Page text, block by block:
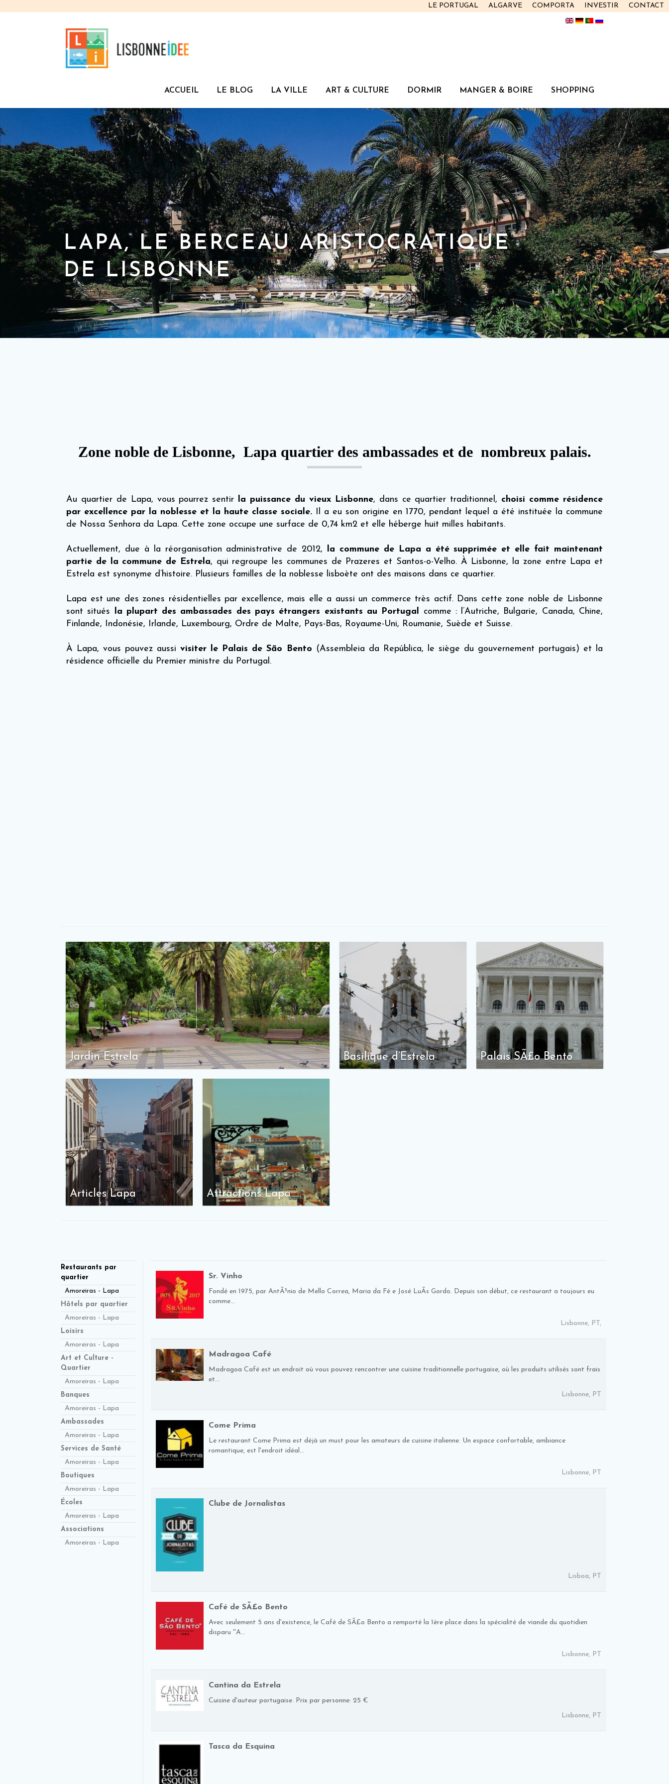
CONTACT
INVESTIR
COMPORTA
ALGARVE
LE PORTUGAL
ACCUEIL LE BLOG LA VILLE ART & CULTURE DORMIR MANGER & BOIRE SHOPPING
LAPA, LE BERCEAU ARISTOCRATIQUE
DE LISBONNE
Zone noble de Lisbonne, Lapa quartier des ambassades et de nombreux palais.
Au quartier de Lapa, vous pourrez sentir la puissance du vieux Lisbonne, dans ce quartier traditionnel, choisi comme résidence
par excellence par la noblesse et la haute classe sociale. Il a eu son origine en 1770, pendant lequel a été instituée la commune
de Nossa Senhora da Lapa. Cette zone occupe une surface de 0,74 km2 et elle héberge huit milles habitants.
Actuellement, due à la réorganisation administrative de 2012, la commune de Lapa a été supprimée et elle fait maintenant
partie de la commune de Estrela, qui regroupe les communes de Prazeres et Santos-o-Velho. À Lisbonne, la zone entre Lapa et
Estrela est synonyme d’histoire. Plusieurs familles de la noblesse lisboète ont des maisons dans ce quartier.
Lapa est une des zones résidentielles par excellence, mais elle a aussi un commerce très actif. Dans cette zone noble de Lisbonne
sont situés la plupart des ambassades des pays étrangers existants au Portugal comme : l’Autriche, Bulgarie, Canada, Chine,
Finlande, Indonésie, Irlande, Luxembourg, Ordre de Malte, Pays-Bas, Royaume-Uni, Roumanie, Suède et Suisse.
À Lapa, vous pouvez aussivisiter le Palais de São Bento (Assembleia da República, le siège du gouvernement portugais) et la
résidence officielle du Premier ministre du Portugal.
Jardin Estrela Basilique d’Estrela Palais SÃ£o Bento
Articles Lapa Attractions Lapa
Restaurants par
quartier
Amoreiras - Lapa
Hôtels par quartier
Amoreiras - Lapa
Loisirs
Amoreiras - Lapa
Art et Culture -
Quartier
Amoreiras - Lapa
Banques
Amoreiras - Lapa
Ambassades
Amoreiras - Lapa
Services de Santé
Amoreiras - Lapa
Boutiques
Amoreiras - Lapa
Écoles
Amoreiras - Lapa
Associations
Amoreiras - Lapa
Sr. Vinho
Fondé en 1975, par AntÃ³nio de Mello Correa, Maria da Fé e José LuÃ­s Gordo. Depuis son début, ce restaurant a toujours eu
comme...
Lisbonne, PT,
Madragoa Café
Madragoa Café est un endroit où vous pouvez rencontrer une cuisine traditionnelle portugaise, où les produits utilisés sont frais
et...
Lisbonne, PT
Come Prima
Le restaurant Come Prima est déjà un must pour les amateurs de cuisine italienne. Un espace confortable, ambiance
romantique, est l'endroit idéal...
Lisbonne, PT
Clube de Jornalistas
Lisboa, PT
Café de SÃ£o Bento
Avec seulement 5 ans d'existence, le Café de SÃ£o Bento a remporté la 1ère place dans la spécialité de viande du quotidien
disparu ''A...
Lisbonne, PT
Cantina da Estrela
Cuisine d'auteur portugaise. Prix par personne: 25 €
Lisbonne, PT
Tasca da Esquina